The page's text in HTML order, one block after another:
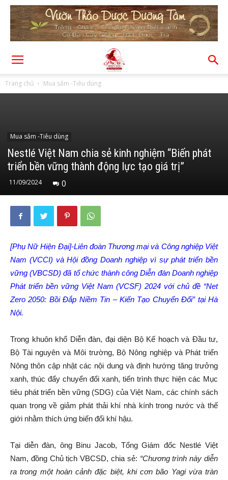
Trang chủ Mua sắm -Tiêu dùng
Mua sắm -Tiêu dùng
Nestlé Việt Nam chia sẻ kinh nghiệm “Biến phát
triển bền vững thành động lực tạo giá trị”
11/09/2024 0
[Phụ Nữ Hiện Đại]-Liên đoàn Thương mại và Công nghiệp Việt
Nam (VCCI) và Hội đồng Doanh nghiệp vì sự phát triển bền
vững (VBCSD) đã tổ chức thành công Diễn đàn Doanh nghiệp
Phát triển bền vững Việt Nam (VCSF) 2024 với chủ đề “Net
Zero 2050: Bồi Đắp Niềm Tin – Kiến Tạo Chuyển Đổi” tại Hà
Nội.
Trong khuôn khổ Diễn đàn, đại diện Bộ Kế hoạch và Đầu tư,
Bộ Tài nguyên và Môi trường, Bộ Nông nghiệp và Phát triển
Nông thôn cập nhật các nội dung và định hướng tăng trưởng
xanh, thúc đẩy chuyển đổi xanh, tiến trình thực hiện các Mục
tiêu phát triển bền vững (SDG) của Việt Nam, các chính sách
quan trọng về giảm phát thải khí nhà kính trong nước và thế
giới nhằm thích ứng biến đổi khí hậu.
Tại diễn đàn, ông Binu Jacob, Tổng Giám đốc Nestlé Việt
Nam, đồng Chủ tịch VBCSD, chia sẻ: “Chương trình này diễn
ra trong một hoàn cảnh đặc biệt, khi cơn bão Yagi vừa tràn